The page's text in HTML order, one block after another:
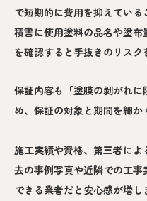
で短期的に費用を抑えてい
積書に使用塗料の品名や塗
を確認すると手抜きのリスク
保証内容も「塗膜の剥がれ
め、保証の対象と期間を細か
施工実績や資格、第三者に
去の事例写真や近隣での工
できる業者だと安心感が増